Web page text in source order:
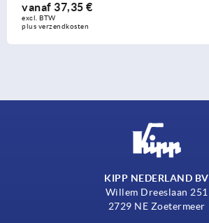
vanaf 37,35 €
excl. BTW
plus verzendkosten
KIPP NEDERLAND BV
Willem Dreeslaan 251
2729 NE Zoetermeer